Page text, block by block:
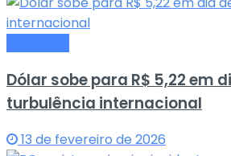
Dólar sobe para R$ 5,22 em
turbulência internacional
13 de fevereiro de 2026